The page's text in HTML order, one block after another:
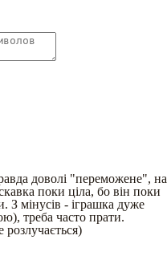
доволі "переможене", на
поки ціла, бо він поки
З мінусів - іграшка дуже
треба часто прати.